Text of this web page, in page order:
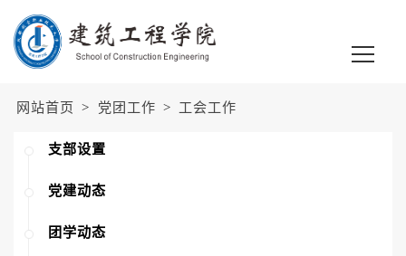
网站首页 > 党团工作 > 工会工作
支部设置
党建动态
团学动态